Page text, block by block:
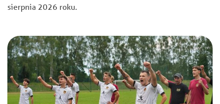
sierpnia 2026 roku.